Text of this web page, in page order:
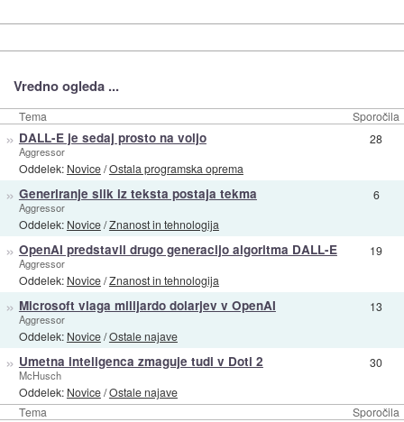
Vredno ogleda ...
Tema Sporočila
Tema Sporočila
» DALL-E je sedaj prosto na voljo
Aggressor
Oddelek: Novice/Ostala programska oprema
28
» Generiranje slik iz teksta postaja tekma
Aggressor
Oddelek: Novice/Znanost in tehnologija
6
» OpenAI predstavil drugo generacijo algoritma DALL-E
Aggressor
Oddelek: Novice/Znanost in tehnologija
19
» Microsoft vlaga milijardo dolarjev v OpenAI
Aggressor
Oddelek: Novice/Ostale najave
13
» Umetna inteligenca zmaguje tudi v Doti 2
McHusch
Oddelek: Novice/Ostale najave
30